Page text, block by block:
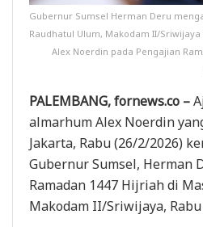
Gubernur Sumsel Herman Deru
Raudhatul Ulum, Makodam II/
Alex Noerdin pada Pengajian
PALEMBANG, fornews.co –
almarhum Alex Noerdin
Jakarta, Rabu (26/2/2026)
Gubernur Sumsel, Herman
Ramadan 1447 Hijriah di
Makodam II/Sriwijaya,